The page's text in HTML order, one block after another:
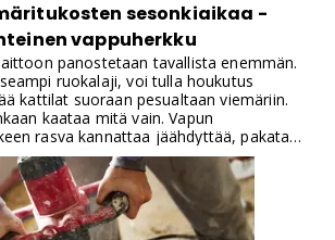
sesonkiaikaa -
vappuherkku
panostetaan tavallista enemmän.
ruokalaji, voi tulla houkutus
kattilat suoraan pesualtaan viemäriin.
kaataa mitä vain. Vapun
rasva kannattaa jäähdyttää, pakata
lajitella oikein. Viemäriin sitä ei saa
veden kanssa.